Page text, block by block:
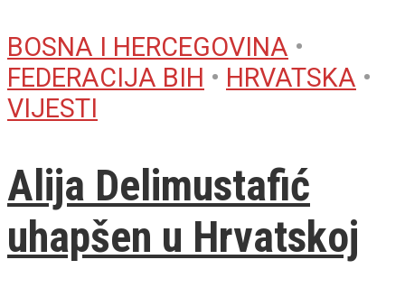
BOSNA I HERCEGOVINA •
FEDERACIJA BIH • HRVATSKA •
VIJESTI
Alija Delimustafić
uhapšen u Hrvatskoj